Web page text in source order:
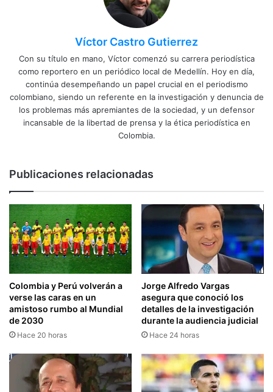
Víctor Castro Gutierrez
Con su título en mano, Víctor comenzó su carrera periodística
como reportero en un periódico local de Medellín. Hoy en día,
continúa desempeñando un papel crucial en el periodismo
colombiano, siendo un referente en la investigación y denuncia de
los problemas más apremiantes de la sociedad, y un defensor
incansable de la libertad de prensa y la ética periodística en
Colombia.
Publicaciones relacionadas
Colombia y Perú volverán a
verse las caras en un
amistoso rumbo al Mundial
de 2030
Hace 20 horas
Jorge Alfredo Vargas
asegura que conoció los
detalles de la investigación
durante la audiencia judicial
Hace 24 horas